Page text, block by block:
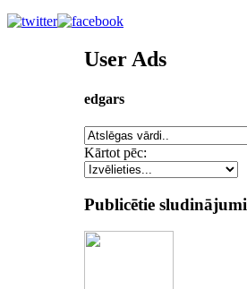
User Ads
edgars
Kārtot pēc:
Publicētie sludinājumi